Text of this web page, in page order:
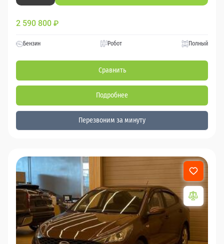
2 590 800 ₽
Бензин Робот Полный
Сравнить
Подробнее
Перезвоним за минуту